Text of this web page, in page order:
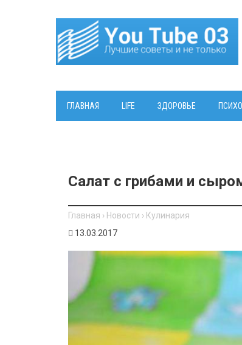
ГЛАВНАЯ LIFE ЗДОРОВЬЕ
Салат с грибами и
Главная › Новости › Кулинария
13.03.2017